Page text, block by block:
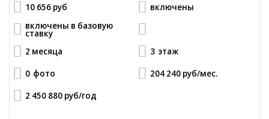
10 656 руб
включены
включены в базовую
ставку
2 месяца
3 этаж
0 фото 204 240 руб/мес.
2 450 880 руб/год